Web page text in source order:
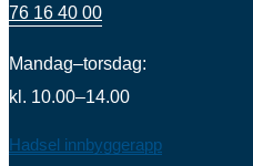
76 16 40 00
Mandag–torsdag:
kl. 10.00–14.00
Hadsel innbyggerapp